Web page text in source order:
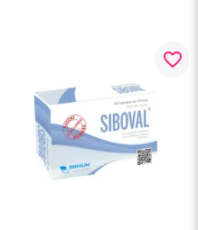
favorite_border